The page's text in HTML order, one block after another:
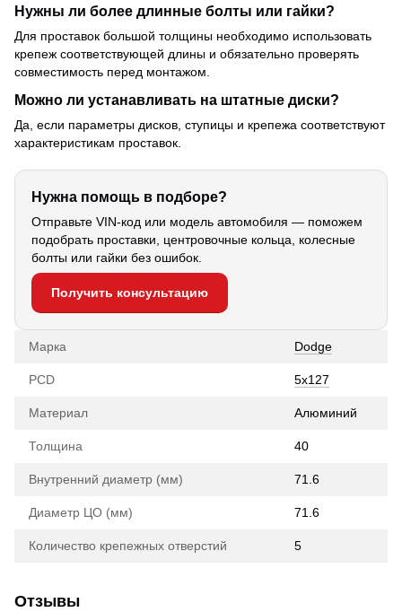
Нужны ли более длинные болты или гайки?
Для проставок большой толщины необходимо использовать
крепеж соответствующей длины и обязательно проверять
совместимость перед монтажом.
Можно ли устанавливать на штатные диски?
Да, если параметры дисков, ступицы и крепежа соответствуют
характеристикам проставок.
Нужна помощь в подборе?
Отправьте VIN-код или модель автомобиля — поможем
подобрать проставки, центровочные кольца, колесные
болты или гайки без ошибок.
Получить консультацию
Марка Dodge
PCD 5x127
Материал Алюминий
Толщина 40
Внутренний диаметр (мм) 71.6
Диаметр ЦО (мм) 71.6
Количество крепежных отверстий 5
Отзывы